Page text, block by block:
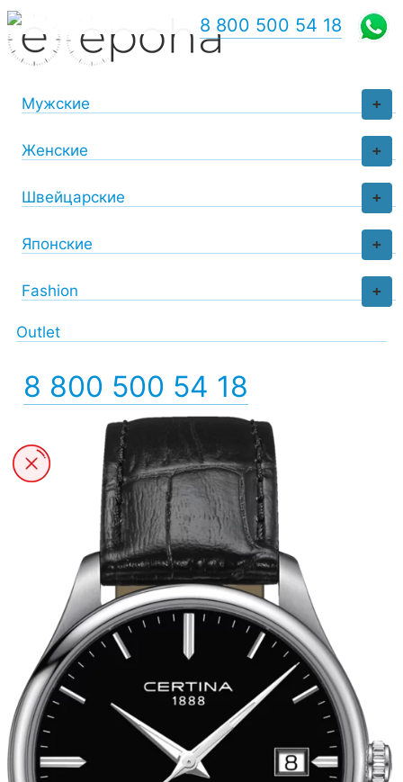
+
Мужские
+
Женские
+
Швейцарские
+
Японские
+
Fashion
Outlet
8 800 500 54 18
8 800 500 54 18